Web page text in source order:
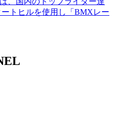
トヒルを使用し「BMXレー